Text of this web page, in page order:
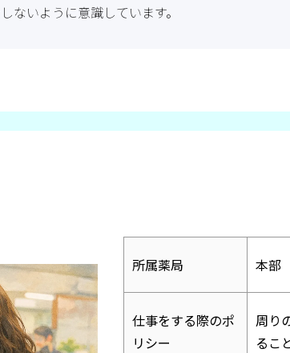
ないように意識しています。
所属薬局 本部
仕事をする際のポ
リシー
周り
るこ